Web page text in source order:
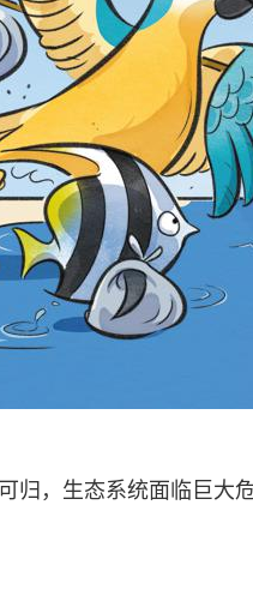
归，生态系统面临巨大